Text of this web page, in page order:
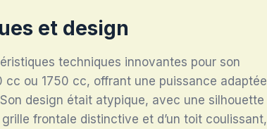
et design
techniques innovantes pour son
cc ou 1750 cc, offrant une puissance adaptée
design était atypique, avec une silhouette
frontale distinctive et d’un toit coulissant,